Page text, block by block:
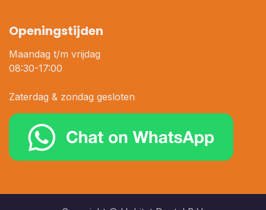
Openingstijden
Maandag t/m vrijdag
08:30-17:00
Zaterdag & zondag gesloten